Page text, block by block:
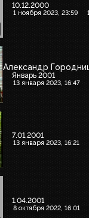
10.12.2000
1 ноября 2023, 23:59
Александр
Январь 2001
13 января 2023, 16:47
7.01.2001
13 января 2023, 16:21
1.04.2001
8 октября 2022, 16:01